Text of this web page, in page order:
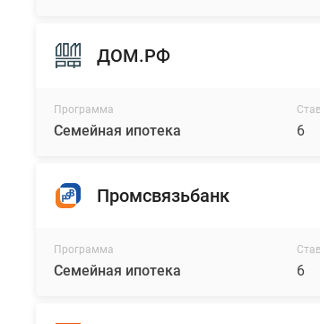
ДОМ.РФ
Программа
Семейная ипотека 6
Промсвязьбанк
Программа
Семейная ипотека 6